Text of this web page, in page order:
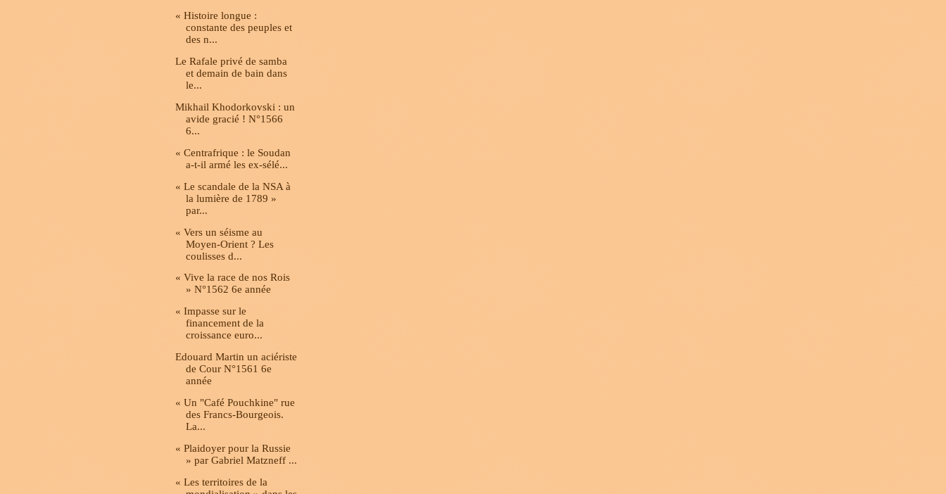
« Histoire longue :
constante des peuples et
des n...
Le Rafale privé de samba
et demain de bain dans
le...
Mikhail Khodorkovski : un
avide gracié ! N°1566
6...
« Centrafrique : le Soudan
a-t-il armé les ex-sélé...
« Le scandale de la NSA à
la lumière de 1789 »
par...
« Vers un séisme au
Moyen-Orient ? Les
coulisses d...
« Vive la race de nos Rois
» N°1562 6e année
« Impasse sur le
financement de la
croissance euro...
Edouard Martin un aciériste
de Cour N°1561 6e
année
« Un "Café Pouchkine" rue
des Francs-Bourgeois.
La...
« Plaidoyer pour la Russie
» par Gabriel Matzneff ...
« Les territoires de la